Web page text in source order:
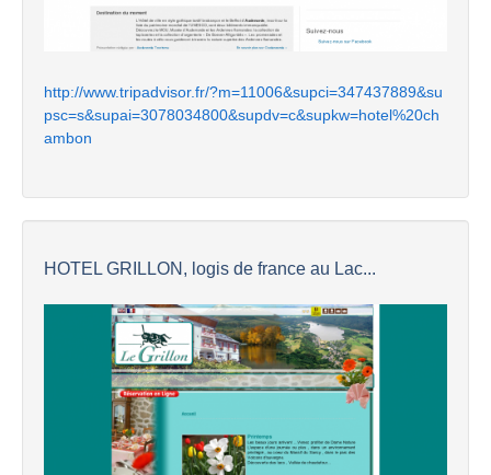
http://www.tripadvisor.fr/?m=11006&supci=347437889&su
psc=s&supai=3078034800&supdv=c&supkw=hotel%20ch
ambon
HOTEL GRILLON, logis de france au Lac...